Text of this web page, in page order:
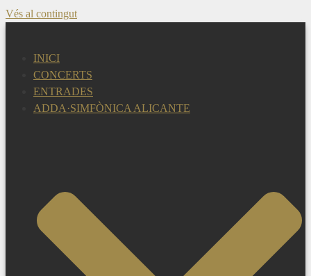
Vés al contingut
INICI
CONCERTS
ENTRADES
ADDA·SIMFÒNICA ALICANTE